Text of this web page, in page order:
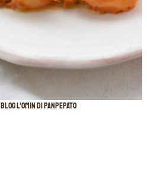
L’Omin di panpepato